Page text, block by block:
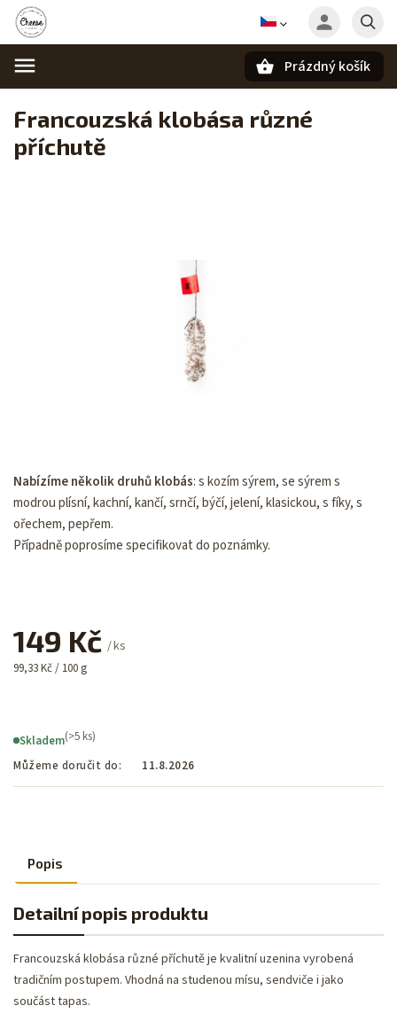
Prázdný košík
Francouzská klobása různé
příchutě
149 Kč / ks
99,33 Kč / 100 g
Skladem(>5 ks)
Můžeme doručit do:
11.8.2026
Nabízíme několik druhů klobás: s kozím sýrem, se sýrem s
modrou plísní, kachní, kančí, srnčí, býčí, jelení, klasickou, s fíky, s
ořechem, pepřem.
Případně poprosíme specifikovat do poznámky.
Popis
Detailní popis produktu
Francouzská klobása různé příchutě je kvalitní uzenina vyrobená
tradičním postupem. Vhodná na studenou mísu, sendviče i jako
součást tapas.